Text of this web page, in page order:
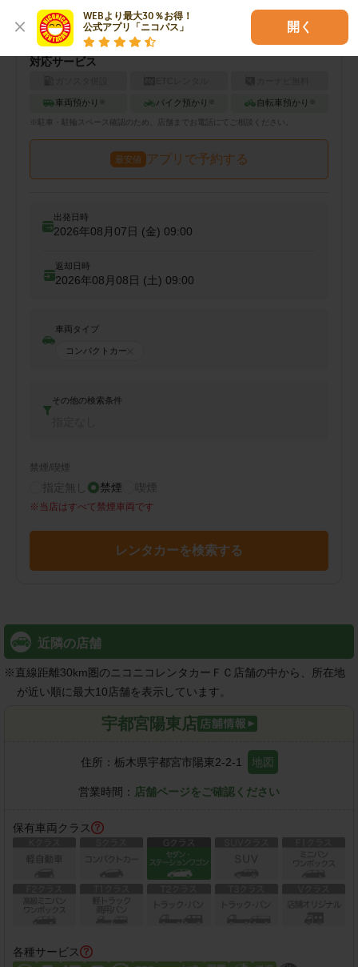
WEBより最大30％お得！
公式アプリ「ニコパス」
開く
土
09:00-19:00
日
09:00-19:00
対応サービス
車両預かり ※ バイク預かり ※ 自転車預かり ※
※ 駐車・駐輪 スペース確認のため、店舗までお電話にてご相談ください。
最安値 アプリで予約する
出発日時
2026年08月07日 (金) 09:00
返却日時
2026年08月08日 (土) 09:00
車両タイプ
コンパクトカー
その他の検索条件
禁煙/喫煙
指定無し 禁煙 喫煙
※ 当店はすべて禁煙車両です
レンタカーを検索する
近隣の店舗
※直線距離30km圏のニコニコレンタカーＦＣ店舗の中から、所在地
が近い順に最大10店舗を表示しています。
宇都宮陽東店
住所： 栃木県宇都宮市陽東2-2-1 地図
営業時間： 店舗ページをご確認ください
保有車両クラス
各種サービス